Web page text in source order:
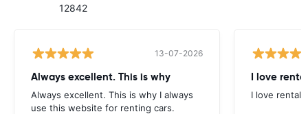
12842
13-07-2026
Always excellent. This is why
Always excellent. This is why I always
use this website for renting cars.
I love
I love rental